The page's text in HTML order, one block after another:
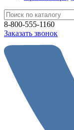
8-800-555-1160
Заказать звонок